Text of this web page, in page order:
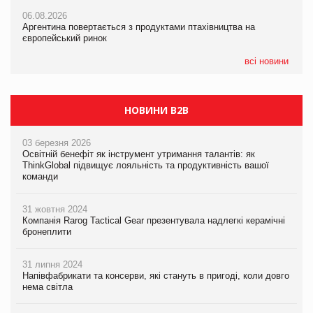
06.08.2026
Аргентина повертається з продуктами птахівництва на
європейський ринок
всі новини
06.08.2026
Аргентина повертається з продуктами птахівництва на
європейський ринок
06.08.2026
Аргентина повертається з продуктами птахівництва на
європейський ринок
НОВИНИ B2B
03 березня 2026
Освітній бенефіт як інструмент утримання талантів: як
ThinkGlobal підвищує лояльність та продуктивність вашої
команди
31 жовтня 2024
Компанія Rarog Tactical Gear презентувала надлегкі керамічні
бронеплити
31 липня 2024
Напівфабрикати та консерви, які стануть в пригоді, коли довго
нема світла